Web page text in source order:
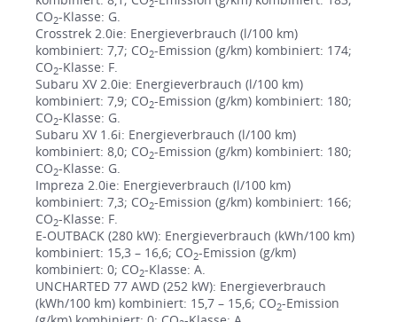
2
CO2-Klasse: G.
Crosstrek 2.0ie: Energieverbrauch (l/100 km)
kombiniert: 7,7; CO2-Emission (g/km) kombiniert: 174;
CO2-Klasse: F.
Subaru XV 2.0ie: Energieverbrauch (l/100 km)
kombiniert: 7,9; CO2-Emission (g/km) kombiniert: 180;
CO2-Klasse: G.
Subaru XV 1.6i: Energieverbrauch (l/100 km)
kombiniert: 8,0; CO2-Emission (g/km) kombiniert: 180;
CO2-Klasse: G.
Impreza 2.0ie: Energieverbrauch (l/100 km)
kombiniert: 7,3; CO2-Emission (g/km) kombiniert: 166;
CO2-Klasse: F.
E-OUTBACK (280 kW): Energieverbrauch (kWh/100 km)
kombiniert: 15,3 – 16,6; CO2-Emission (g/km)
kombiniert: 0; CO2-Klasse: A.
UNCHARTED 77 AWD (252 kW): Energieverbrauch
(kWh/100 km) kombiniert: 15,7 – 15,6; CO2-Emission